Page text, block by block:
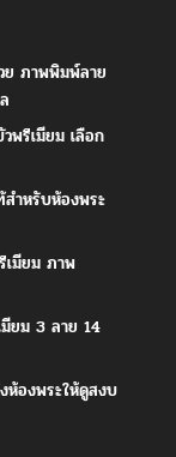
ย ภาพพิมพ์ลาย
พรีเมียม เลือก
ำหรับห้องพระ
เมียม ภาพ
ยม 3 ลาย 14
ห้องพระให้ดูสงบ